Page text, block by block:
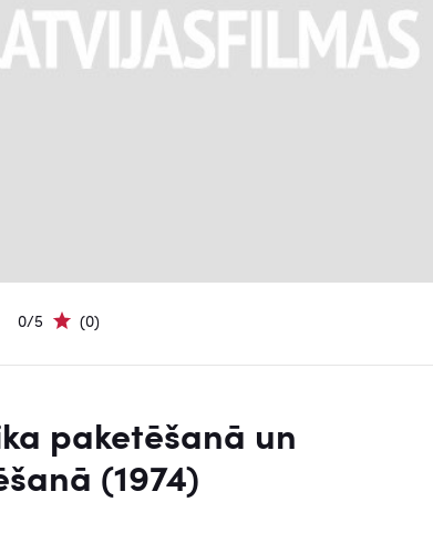
0/5 (0)
paketēšanā un
(1974)